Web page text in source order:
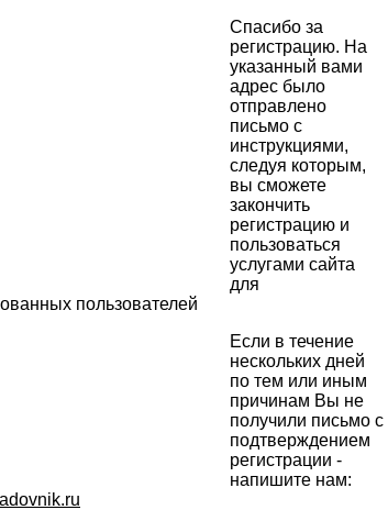
Спасибо за
регистрацию. На
указанный вами
адрес было
отправлено
письмо с
инструкциями,
следуя которым,
вы сможете
закончить
регистрацию и
пользоваться
услугами сайта
для
пользователей
Если в течение
нескольких дней
по тем или иным
причинам Вы не
получили письмо с
подтверждением
регистрации -
напишите нам: